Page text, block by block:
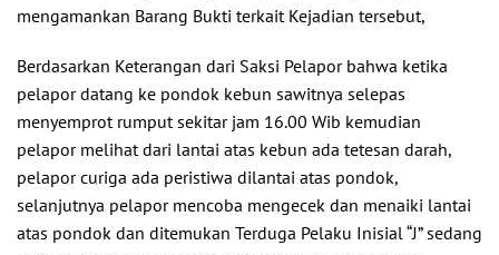
mengamankan Barang Bukti terkait Kejadian tersebut,
Berdasarkan Keterangan dari Saksi Pelapor bahwa ketika
pelapor datang ke pondok kebun sawitnya selepas
menyemprot rumput sekitar jam 16.00 Wib kemudian
pelapor melihat dari lantai atas kebun ada tetesan darah,
pelapor curiga ada peristiwa dilantai atas pondok,
selanjutnya pelapor mencoba mengecek dan menaiki lantai
atas pondok dan ditemukan Terduga Pelaku Inisial “J” sedang